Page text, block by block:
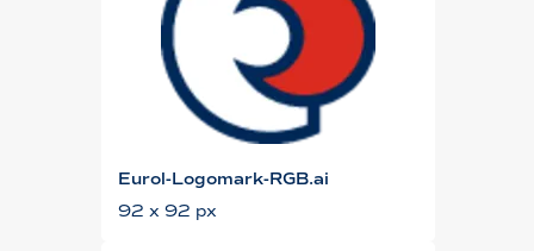
Eurol-Logomark-RGB.ai
92 x 92 px